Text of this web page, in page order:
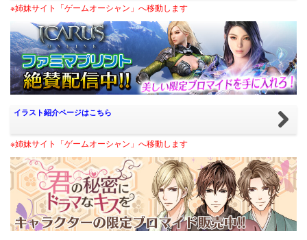
※姉妹サイト「ゲームオーシャン」へ移動します
イラスト紹介ページはこちら
※姉妹サイト「ゲームオーシャン」へ移動します